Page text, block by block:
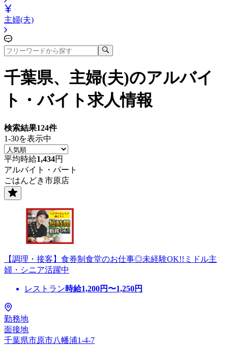
主婦(夫)
千葉県、主婦(夫)のアルバイ
ト・バイト求人情報
検索結果124件
1-30を表示中
平均時給1,434円
アルバイト・パート
ごはんどき市原店
【調理・接客】食券制食堂のお仕事◎未経験OK!!ミドル主
婦・シニア活躍中
レストラン時給1,200円〜1,250円
勤務地
面接地
千葉県市原市八幡浦1-4-7